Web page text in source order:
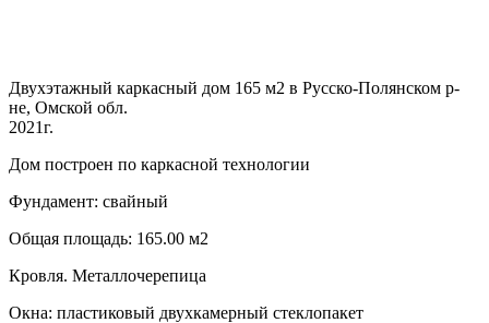
Двухэтажный каркасный дом 165 м2 в Русско-Полянском р-
не, Омской обл.
2021г.
Дом построен по каркасной технологии
Фундамент: свайный
Общая площадь: 165.00 м2
Кровля. Металлочерепица
Окна: пластиковый двухкамерный стеклопакет